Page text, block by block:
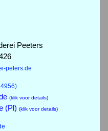
Peeters
peters.de
(klik voor details)
(Pl) (klik voor details)